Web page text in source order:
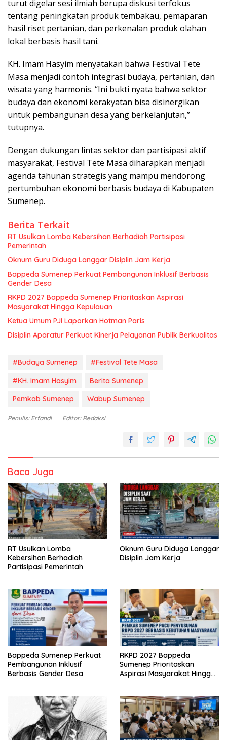
turut digelar sesi ilmiah berupa diskusi terfokus
tentang peningkatan produk tembakau, pemaparan
hasil riset pertanian, dan perkenalan produk olahan
lokal berbasis hasil tani.
KH. Imam Hasyim menyatakan bahwa Festival Tete
Masa menjadi contoh integrasi budaya, pertanian, dan
wisata yang harmonis. “Ini bukti nyata bahwa sektor
budaya dan ekonomi kerakyatan bisa disinergikan
untuk pembangunan desa yang berkelanjutan,”
tutupnya.
Dengan dukungan lintas sektor dan partisipasi aktif
masyarakat, Festival Tete Masa diharapkan menjadi
agenda tahunan strategis yang mampu mendorong
pertumbuhan ekonomi berbasis budaya di Kabupaten
Sumenep.
Berita Terkait
RT Usulkan Lomba Kebersihan Berhadiah Partisipasi
Pemerintah
Oknum Guru Diduga Langgar Disiplin Jam Kerja
Bappeda Sumenep Perkuat Pembangunan Inklusif Berbasis
Gender Desa
RKPD 2027 Bappeda Sumenep Prioritaskan Aspirasi
Masyarakat Hingga Kepulauan
Ketua Umum PJI Laporkan Hotman Paris
Disiplin Aparatur Perkuat Kinerja Pelayanan Publik Berkualitas
#Budaya Sumenep
#Festival Tete Masa
#KH. Imam Hasyim
Berita Sumenep
Pemkab Sumenep
Wabup Sumenep
Penulis: Erfandi Editor: Redaksi
Baca Juga
RT Usulkan Lomba
Kebersihan Berhadiah
Partisipasi Pemerintah
Oknum Guru Diduga Langgar
Disiplin Jam Kerja
Bappeda Sumenep Perkuat
Pembangunan Inklusif
Berbasis Gender Desa
RKPD 2027 Bappeda
Sumenep Prioritaskan
Aspirasi Masyarakat Hingga